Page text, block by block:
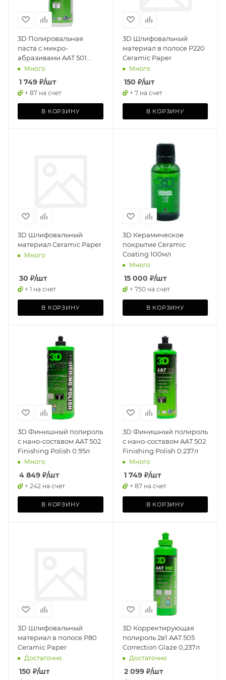
3D Полировальная
паста с микро-
абразивами AAT 501
Cutting Compound
Много
1 749 ₽/шт
+ 87 на счет
В КОРЗИНУ
3D Шлифовальный
материал в полосе P220
Ceramic Paper
Много
150 ₽/шт
+ 7 на счет
В КОРЗИНУ
3D Шлифовальный
материал Ceramic Paper
Много
30 ₽/шт
+ 1 на счет
В КОРЗИНУ
3D Керамическое
покрытие Ceramic
Coating 100мл
Много
15 000 ₽/шт
+ 750 на счет
В КОРЗИНУ
3D Финишный полироль
с нано-составом AAT 502
Finishing Polish 0.95л
Много
4 849 ₽/шт
+ 242 на счет
В КОРЗИНУ
3D Финишный полироль
с нано-составом AAT 502
Finishing Polish 0.237л
Много
1 749₽/шт
+ 87 на счет
В КОРЗИНУ
3D Шлифовальный
материал в полосе P80
Ceramic Paper
Достаточно
150 ₽/шт
3D Корректирующая
полироль 2в1 AAT 505
Correction Glaze 0,237л
Достаточно
2 099₽/шт